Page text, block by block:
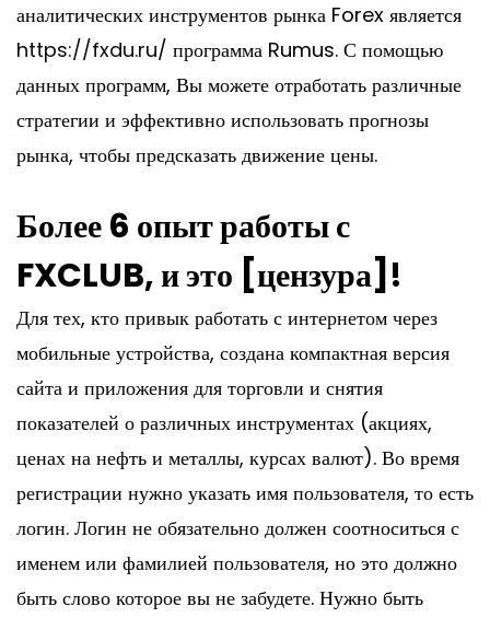
аналитических инструментов рынка Forex является
https://fxdu.ru/ программа Rumus. С помощью
данных программ, Вы можете отработать различные
стратегии и эффективно использовать прогнозы
рынка, чтобы предсказать движение цены.
Более 6 опыт работы с
FXCLUB, и это [цензура]!
Для тех, кто привык работать с интернетом через
мобильные устройства, создана компактная версия
сайта и приложения для торговли и снятия
показателей о различных инструментах (акциях,
ценах на нефть и металлы, курсах валют). Во время
регистрации нужно указать имя пользователя, то есть
логин. Логин не обязательно должен соотноситься с
именем или фамилией пользователя, но это должно
быть слово которое вы не забудете. Нужно быть